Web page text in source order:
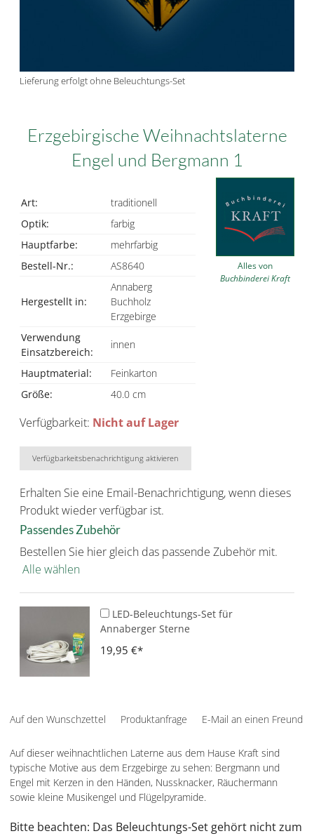
Lieferung erfolgt ohne Beleuchtungs-Set
Erzgebirgische Weihnachtslaterne
Engel und Bergmann 1
Art:
traditionell
Optik:
farbig
Hauptfarbe:
mehrfarbig
Bestell-Nr.:
AS8640
Hergestellt in:
Annaberg
Buchholz
Erzgebirge
Verwendung
Einsatzbereich:
innen
Hauptmaterial:
Feinkarton
Größe:
40.0 cm
Alles von
Buchbinderei Kraft
Verfügbarkeit: Nicht auf Lager
Verfügbarkeitsbenachrichtigung aktivieren
Erhalten Sie eine Email-Benachrichtigung, wenn dieses
Produkt wieder verfügbar ist.
Passendes Zubehör
Bestellen Sie hier gleich das passende Zubehör mit.
Alle wählen
LED-Beleuchtungs-Set für
Annaberger Sterne
19,95 €
Auf den Wunschzettel Produktanfrage E-Mail an einen Freund
Auf dieser weihnachtlichen Laterne aus dem Hause Kraft sind
typische Motive aus dem Erzgebirge zu sehen: Bergmann und
Engel mit Kerzen in den Händen, Nussknacker, Räuchermann
sowie kleine Musikengel und Flügelpyramide.
Bitte beachten: Das Beleuchtungs-Set gehört nicht zum